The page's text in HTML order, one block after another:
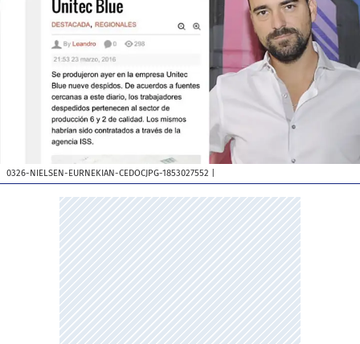
0326-NIELSEN-EURNEKIAN-CEDOCJPG-1853027552